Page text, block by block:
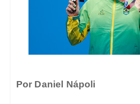
Por Daniel Nápoli